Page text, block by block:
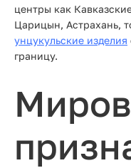
центры как
Царицын, Астрахань,
унцукульские изделия
границу.